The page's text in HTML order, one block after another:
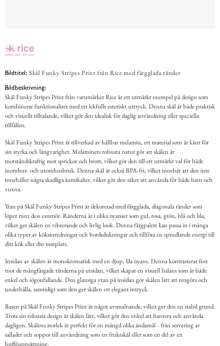
Bildtitel: Skål Funky Stripes Print från Rice med färgglada ränder
Bildbeskrivning:
Skål Funky Stripes Print från varumärket Rice är ett utmärkt exempel på design som
kombinerar funktionalitet med ett lekfullt estetiskt uttryck. Denna skål är både praktisk
och visuellt tilltalande, vilket gör den idealisk för daglig användning eller speciella
tillfällen.
Skål Funky Stripes Print är tillverkad av hållbar melamin, ett material som är känt för
sin styrka och långvarighet. Melaminets robusta natur gör att skålen är
motståndskraftig mot sprickor och brott, vilket gör den till ett utmärkt val för både
inomhus- och utomhusbruk. Denna skål är också BPA-fri, vilket innebär att den inte
innehåller några skadliga kemikalier, vilket gör den säker att använda för både barn och
vuxna.
Ytan på Skål Funky Stripes Print är dekorerad med färgglada, diagonala ränder som
löper runt dess exteriör. Ränderna är i olika nyanser som gul, rosa, grön, blå och lila,
vilket ger skålen en vibrerande och livlig look. Denna färgpalett kan passa in i många
olika typer av köksinredningar och bordsdukningar och tillföra en sprudlande energi till
ditt kök eller din matplats.
Insidan av skålen är monokromatisk med en djup, lila nyans. Denna kontrasterar fint
mot de mångfärgade ränderna på utsidan, vilket skapar en visuell balans som är både
enkel och iögonfallande. Den glansiga ytan på insidan gör skålen lätt att rengöra och
underhålla, samtidigt som den ger skålen ett elegant intryck.
Basen på Skål Funky Stripes Print är något avsmalnande, vilket ger den en stabil grund.
Trots sin robusta design är skålen lätt, vilket gör den enkel att hantera och använda
dagligen. Skålens storlek är perfekt för en mängd olika ändamål - från servering av
sallader och soppor till användning som en fruktskål eller som en del av en
bufféuppsättning.